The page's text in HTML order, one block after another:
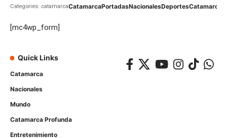
Categories: catamarcaCatamarcaPortadasNacionalesDeportesCatamarca
[mc4wp_form]
Quick Links
Catamarca
Nacionales
Mundo
Catamarca Profunda
Entretenimiento